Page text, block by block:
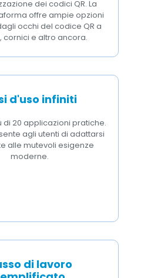
dei codici QR. La
offre ampie opzioni
occhi del codice QR a
cornici e altro ancora.
d'uso infiniti
di 20 applicazioni pratiche.
agli utenti di adattarsi
alle mutevoli esigenze
moderne.
di lavoro